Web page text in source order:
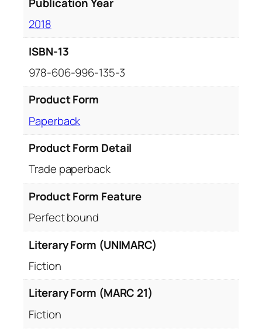
2018
ISBN-13
978-606-996-135-3
Product Form
Paperback
Product Form Detail
Trade paperback
Product Form Feature
Perfect bound
Literary Form (UNIMARC)
Fiction
Literary Form (MARC 21)
Fiction